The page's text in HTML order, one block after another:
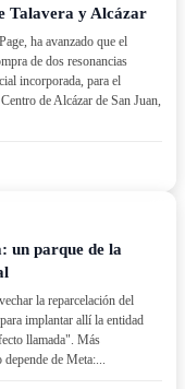
Talavera y Alcázar
ha avanzado que el
de dos resonancias
incorporada, para el
de Alcázar de San Juan,
un parque de la
la reparcelación del
implantar allí la entidad
llamada". Más
de Meta:...